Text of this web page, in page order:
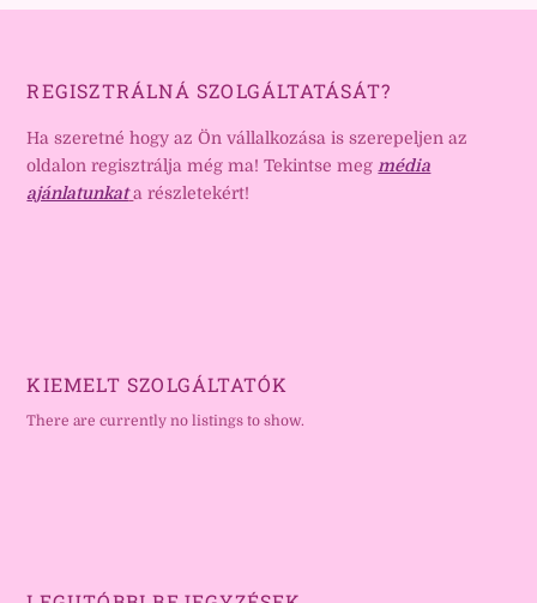
REGISZTRÁLNÁ SZOLGÁLTATÁSÁT?
Ha szeretné hogy az Ön vállalkozása is szerepeljen az
oldalon regisztrálja még ma! Tekintse megmédia
ajánlatunkat a részletekért!
KIEMELT SZOLGÁLTATÓK
There are currently no listings to show.